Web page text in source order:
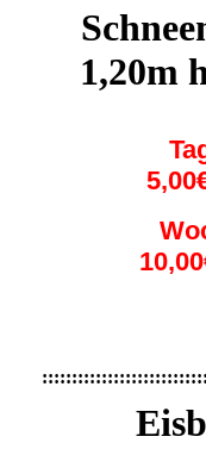
1,20m